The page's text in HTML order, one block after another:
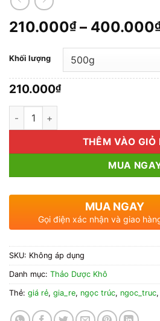
210.000₫ – 400.000
Khối lượng
210.000₫
1kg Ngọc Trúc Giá Rẻ số lượng
THÊM VÀO GIỎ
MUA
MUA NGAY
Gọi điện xác nhận và giao
SKU: Không áp dụng
Danh mục: Thảo Dược Khô
Thẻ: giá rẻ, gia_re, ngọc trúc, ngoc_truc,